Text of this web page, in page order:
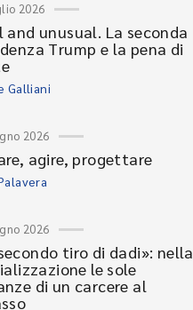
2026
and unusual. La seconda
Trump e la pena di
Galliani
2026
agire, progettare
2026
tiro di dadi»: nella
le sole
di un carcere al